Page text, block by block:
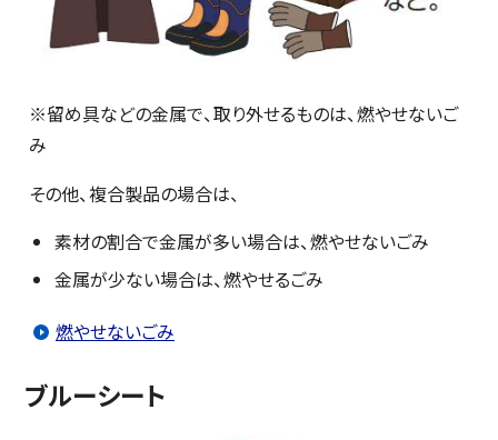
※留め具などの金属で、取り外せるものは、燃やせないご
み
その他、複合製品の場合は、
素材の割合で金属が多い場合は、燃やせないごみ
金属が少ない場合は、燃やせるごみ
燃やせないごみ
ブルーシート